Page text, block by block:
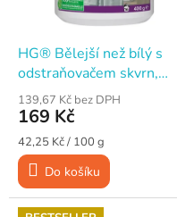
HG® Bělejší než bílý s
odstraňovačem skvrn,
speciální prací prostředek,
400 g
139,67 Kč bez DPH
169 Kč
Měrná
cena:
42,25 Kč / 100 g
Do košíku